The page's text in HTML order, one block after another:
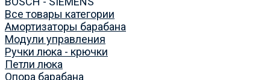
Все товары категории
Амортизаторы барабана
Модули управления
Ручки люка - крючки
Петли люка
Опора барабана